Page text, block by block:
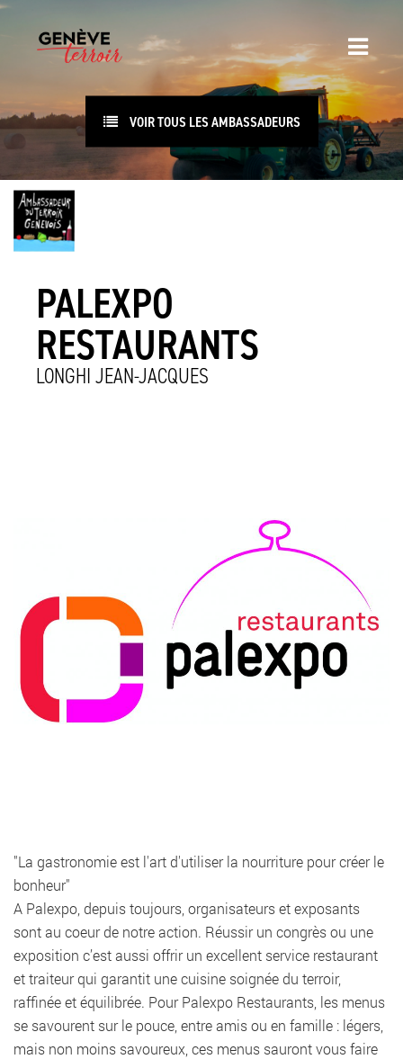
VOIR TOUS LES AMBASSADEURS
PALEXPO
RESTAURANTS
LONGHI JEAN-JACQUES
"La gastronomie est l'art d'utiliser la nourriture pour créer le
bonheur"
A Palexpo, depuis toujours, organisateurs et exposants
sont au coeur de notre action. Réussir un congrès ou une
exposition c’est aussi offrir un excellent service restaurant
et traiteur qui garantit une cuisine soignée du terroir,
raffinée et équilibrée. Pour Palexpo Restaurants, les menus
se savourent sur le pouce, entre amis ou en famille : légers,
mais non moins savoureux, ces menus sauront vous faire